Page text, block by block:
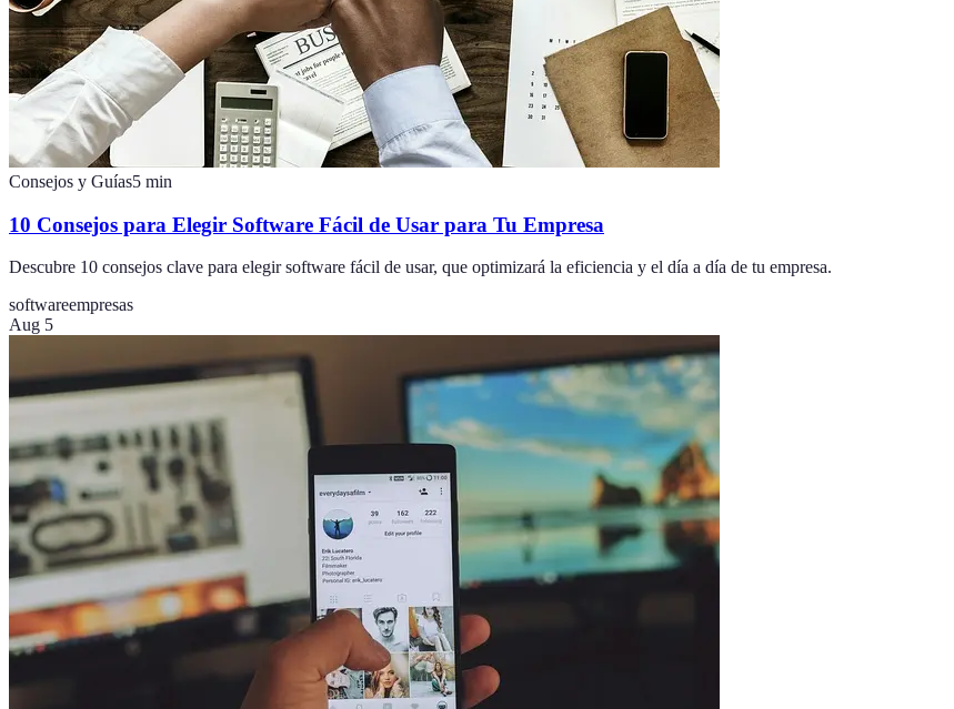
Consejos y Guías5 min
10 Consejos para Elegir Software Fácil de Usar para Tu Empresa
Descubre 10 consejos clave para elegir software fácil de usar, que optimizará la eficiencia y el día a día de tu empresa.
softwareempresas
Aug 5